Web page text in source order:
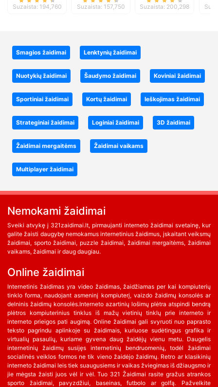
Suzaista: 194,760 Suzaista: 157,750 Suzaista: 200,298
Smagios žaidimai Lenktynių žaidimai
Nuotykių žaidimai Šaudymo žaidimai Koviniai žaidimai
Sportiniai žaidimai Kortų žaidimai Ieškojimas žaidimai
Strateginiai žaidimai Loginiai žaidimai 3D žaidimai
Žaidimai mergaitėms Žaidimai vaikams
Multiplayer žaidimai
Nemokami žaidimai
Sveiki atvykę į 321zaidimai.lt, pirmaujanti interneto žaidimai svetainę, kur
galite žaisti daugybę nemokamus internetinius žaidimus, įskaitant veiksmų
žaidimai, sporto žaidimai, puzzle žaidimai, žaidimai mergaitėms, žaidimai
vaikams, žaidimai ir daug daugiau.
Online žaidimai
Internetinis žaidimas yra video žaidimas, žaidžiamas per kai kompiuterių
tinklo forma, naudojant asmeninį kompiuterį, vaizdo žaidimų konsolės ar
delninis žaidimų konsolės.Interneto azartinių lošimų plėtra atspindi bendrą
plėtros kompiuterinius tinklus iš mažų vietinių tinklų prie interneto ir
interneto prieigos pati augimą. Online žaidimai gali svyruoti nuo paprasto
teksto pagrindu aplinkoje su žaidimais, kuriuose sudėtingus grafika ir
virtualių pasaulių, kuriame gyvena daug žaidėjų vienu metu. Daugelis
internetinių žaidimų susijęs internetinių bendruomenių, todėl žaidimai
socialinės veiklos formos ne tik vieno žaidėjo žaidimų. Retro ar klasikinių
interneto žaidimai leis tiek suaugusiems ir vaikas žviegimas iš džiaugsmo ir
jie mėgsta žaisti juos vėl ir vėl. Tuo 321 Žaidimai rasite gražus atrankos
sporto žaidimai, pavyzdžiui, baseinas, futbolo ar golfą. Pažvelkite